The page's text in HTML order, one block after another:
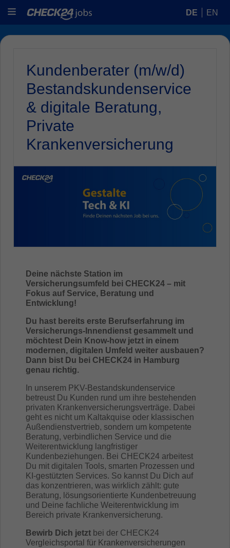
DE EN
Kundenberater (m/w/d)
Bestandskundenservice
& digitale Beratung,
Private
Krankenversicherung
Deine nächste Station im
Versicherungsumfeld bei CHECK24 – mit
Fokus auf Service, Beratung und
Entwicklung!
Du hast bereits erste Berufserfahrung im
Versicherungs-Innendienst gesammelt und
möchtest Dein Know-how jetzt in einem
modernen, digitalen Umfeld weiter ausbauen?
Dann bist Du bei CHECK24 in Hamburg
genau richtig.
In unserem PKV-Bestandskundenservice
betreust Du Kunden rund um ihre bestehenden
privaten Krankenversicherungsverträge. Dabei
geht es nicht um Kaltakquise oder klassischen
Außendienstvertrieb, sondern um kompetente
Beratung, verbindlichen Service und die
Weiterentwicklung langfristiger
Kundenbeziehungen. Bei CHECK24 arbeitest
Du mit digitalen Tools, smarten Prozessen und
KI-gestützten Services. So kannst Du Dich auf
das konzentrieren, was wirklich zählt: gute
Beratung, lösungsorientierte Kundenbetreuung
und Deine fachliche Weiterentwicklung im
Bereich private Krankenversicherung.
Bewirb Dich jetzt bei der CHECK24
Vergleichsportal für Krankenversicherungen